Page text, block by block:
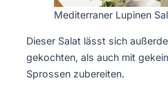
Mediterraner Lupinen
Dieser Salat lässt sich
gekochten, als auch mit
Sprossen zubereiten.